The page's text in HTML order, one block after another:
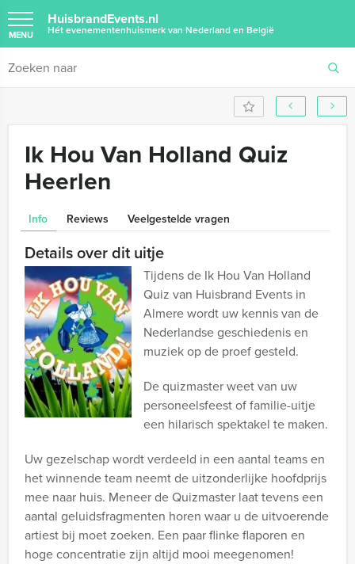
HuisbrandEvents.nl
Hét evenementenhuismerk van Nederland en België
MENU
Ik Hou Van Holland Quiz
Heerlen
Info Reviews Veelgestelde vragen
Details over dit uitje
Tijdens de Ik Hou Van Holland
Quiz van Huisbrand Events in
Almere wordt uw kennis van de
Nederlandse geschiedenis en
muziek op de proef gesteld.
De quizmaster weet van uw
personeelsfeest of familie-uitje
een hilarisch spektakel te maken.
Uw gezelschap wordt verdeeld in een aantal teams en
het winnende team neemt de uitzonderlijke hoofdprijs
mee naar huis. Meneer de Quizmaster laat tevens een
aantal geluidsfragmenten horen waar u de uitvoerende
artiest bij moet zoeken. Een paar flinke flaporen en
hoge concentratie zijn altijd mooi meegenomen!